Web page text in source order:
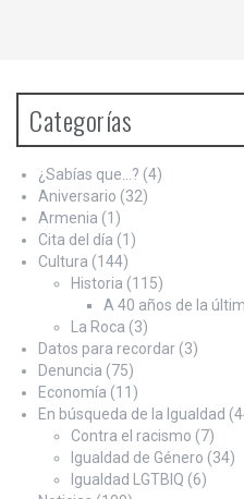
Categorías
¿Sabías que…? (4)
Aniversario (32)
Armenia (1)
Cita del día (1)
Cultura (144)
Historia (115)
A 40 años de la
La Roca (3)
Datos para recordar (3)
Denuncia (75)
Economía (11)
En búsqueda de la Igualdad
Contra el racismo (7)
Igualdad de Género (34)
Igualdad LGTBIQ (6)